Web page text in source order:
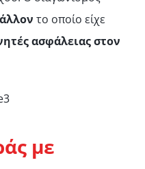
το οποίο είχε
ασφάλειας στον
με